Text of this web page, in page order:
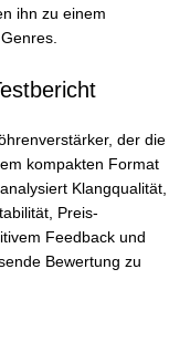
ihn zu einem
der die
kompakten Format
Klangqualität,
Preis-
Feedback und
Bewertung zu